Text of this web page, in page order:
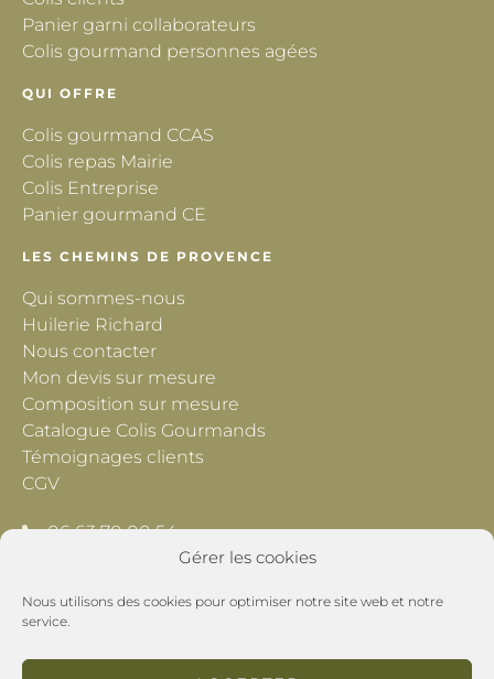
Gérer les cookies
Nous utilisons des cookies pour optimiser notre site web et notre
service.
Panier garni collaborateurs
Colis gourmand personnes agées
QUI OFFRE
Colis gourmand CCAS
Colis repas Mairie
Colis Entreprise
Panier gourmand CE
LES CHEMINS DE PROVENCE
Qui sommes-nous
Huilerie Richard
Nous contacter
Mon devis sur mesure
Composition sur mesure
Catalogue Colis Gourmands
Témoignages clients
CGV
06 63 70 00 54
contact@lescheminsdeprovence.com
Les Chemins de Provence
195 Chemin du Grand Pré
26800 Montoison